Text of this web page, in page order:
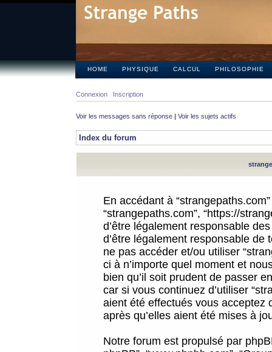
HOME PHYSIQUE CALCUL PHILOSOPHIE
Connexion Inscription
Voir les messages sans réponse | Voir les sujets actifs
Index du forum
En accédant à
“strangepaths.com”, “https://
d’être légalement responsable
d’être légalement responsable
ne pas accéder et/ou utiliser
ci à n’importe quel moment et
bien qu’il soit prudent de passer
car si vous continuez d’utiliser
aient été effectués vous acceptez
après qu’elles aient été mises à
Notre forum est propulsé par